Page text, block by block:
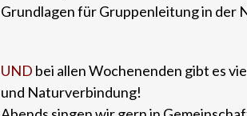
Grundlagen für Gruppenleitung in der
UND bei allen Wochenenden gibt es
und Naturverbindung!